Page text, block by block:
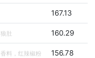
167.13
狼肚 160.29
香料，红辣椒粉
156.78